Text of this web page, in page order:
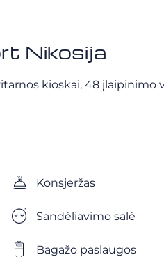
Nikosija
kioskai, 48
Konsjeržas
Sandėliavimo salė
Bagažo paslaugos